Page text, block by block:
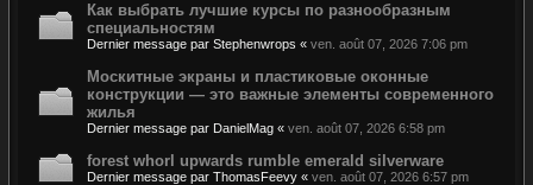
Как выбрать лучшие курсы по разнообразным
специальностям
Dernier message par Stephenwrops « ven. août 07, 2026 7:06 pm
Москитные экраны и пластиковые оконные
конструкции — это важные элементы современного
жилья
Dernier message par DanielMag « ven. août 07, 2026 6:58 pm
forest whorl upwards rumble emerald silverware
Dernier message par ThomasFeevy « ven. août 07, 2026 6:57 pm